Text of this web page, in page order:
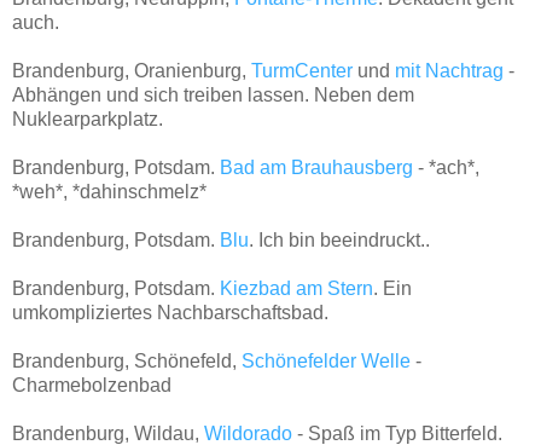
auch.
Brandenburg, Oranienburg, TurmCenter und mit Nachtrag -
Abhängen und sich treiben lassen. Neben dem
Nuklearparkplatz.
Brandenburg, Potsdam. Bad am Brauhausberg - *ach*,
*weh*, *dahinschmelz*
Brandenburg, Potsdam. Blu. Ich bin beeindruckt..
Brandenburg, Potsdam. Kiezbad am Stern. Ein
umkompliziertes Nachbarschaftsbad.
Brandenburg, Schönefeld, Schönefelder Welle -
Charmebolzenbad
Brandenburg, Wildau, Wildorado - Spaß im Typ Bitterfeld.